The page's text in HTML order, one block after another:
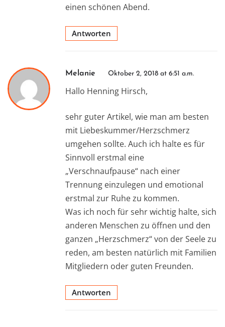
einen schönen Abend.
Antworten
Melanie Oktober 2, 2018 at 6:51 a.m.
Hallo Henning Hirsch,
sehr guter Artikel, wie man am besten
mit Liebeskummer/Herzschmerz
umgehen sollte. Auch ich halte es für
Sinnvoll erstmal eine
„Verschnaufpause“ nach einer
Trennung einzulegen und emotional
erstmal zur Ruhe zu kommen.
Was ich noch für sehr wichtig halte, sich
anderen Menschen zu öffnen und den
ganzen „Herzschmerz“ von der Seele zu
reden, am besten natürlich mit Familien
Mitgliedern oder guten Freunden.
Antworten